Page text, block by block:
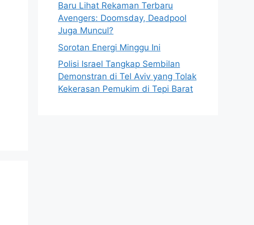
Baru Lihat Rekaman Terbaru
Avengers: Doomsday, Deadpool
Juga Muncul?
Sorotan Energi Minggu Ini
Polisi Israel Tangkap Sembilan
Demonstran di Tel Aviv yang Tolak
Kekerasan Pemukim di Tepi Barat